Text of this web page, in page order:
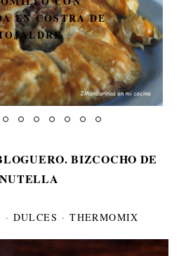
DE TÉ
BIZCOCHO DE
NUTELLA
· DULCES ·THERMOMIX